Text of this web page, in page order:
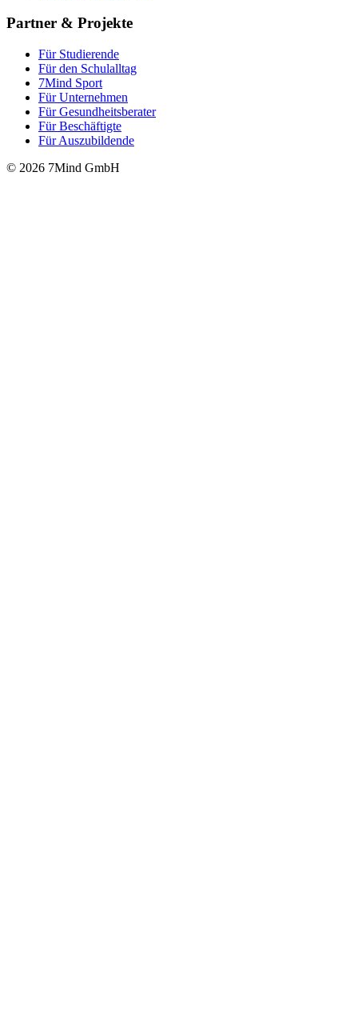
Partner & Projekte
Für Stu­die­rende
Für den Schulalltag
7Mind Sport
Für Unter­neh­men
Für Gesund­heits­be­ra­ter
Für Beschäftigte
Für Auszubildende
© 2026 7Mind GmbH